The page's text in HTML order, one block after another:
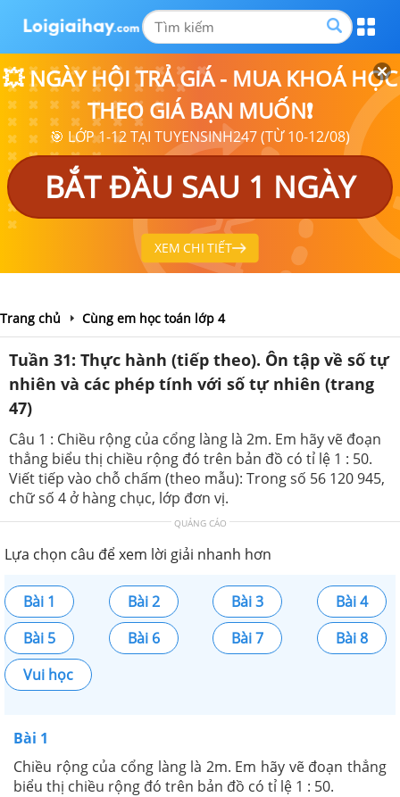
💥 NGÀY HỘI TRẢ GIÁ - MUA KHOÁ HỌC
THEO GIÁ BẠN MUỐN❗
🎯 LỚP 1-12 TẠI TUYENSINH247 (TỪ 10-12/08)
BẮT ĐẦU SAU 1 NGÀY
XEM CHI TIẾT
Trang chủ Cùng em học toán lớp 4
Tuần 31: Thực hành (tiếp theo). Ôn tập về số tự
nhiên và các phép tính với số tự nhiên (trang
47)
Câu 1 : Chiều rộng của cổng làng là 2m. Em hãy vẽ đoạn
thẳng biểu thị chiều rộng đó trên bản đồ có tỉ lệ 1 : 50.
Viết tiếp vào chỗ chấm (theo mẫu): Trong số 56 120 945,
chữ số 4 ở hàng chục, lớp đơn vị.
QUẢNG CÁO
Lựa chọn câu để xem lời giải nhanh hơn
Bài 1 Bài 2 Bài 3
Bài 4
Bài 5
Bài 6 Bài 7
Bài 8
Vui học
Bài 1
Chiều rộng của cổng làng là 2m. Em hãy vẽ đoạn thẳng
biểu thị chiều rộng đó trên bản đồ có tỉ lệ 1 : 50.